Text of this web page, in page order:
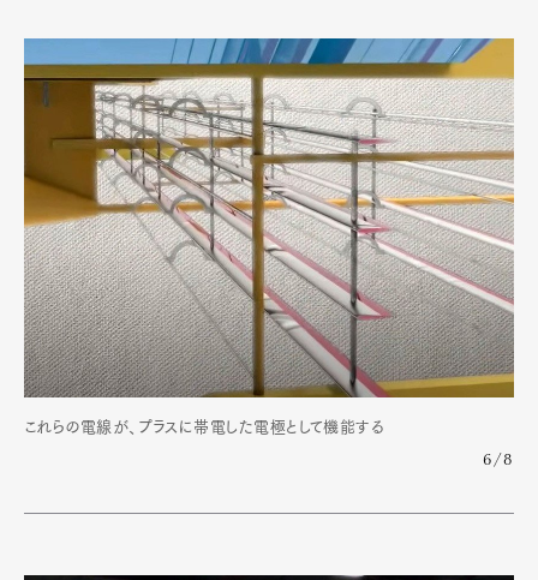
これらの電線が、プラスに帯電した電極として機能する
6/8